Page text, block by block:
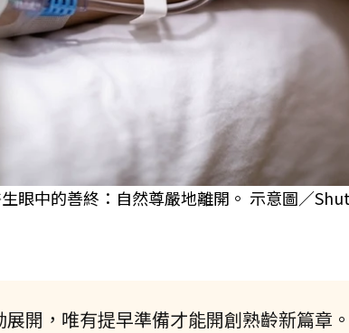
眼中的善終：自然尊嚴地離開。 示意圖／
展開，唯有提早準備才能開創熟齡新篇章